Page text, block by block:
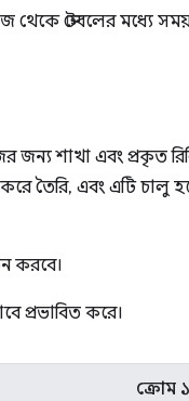
থেকে স্টেবলের মধ্যে
শাখা এবং প্রকৃত
তৈরি, এবং এটি চালু
করবে।
প্রভাবিত করে।
ক্রোম